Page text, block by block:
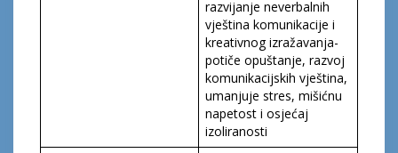
razvijanje neverbalnih
vještina komunikacije i
kreativnog izražavanja-
potiče opuštanje, razvoj
komunikacijskih vještina,
umanjuje stres, mišićnu
napetost i osjećaj
izoliranosti